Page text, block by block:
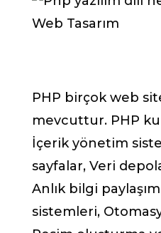
PHP birçok web
mevcuttur. PHP
İçerik yönetim
sayfalar, Veri
Anlık bilgi
sistemleri,